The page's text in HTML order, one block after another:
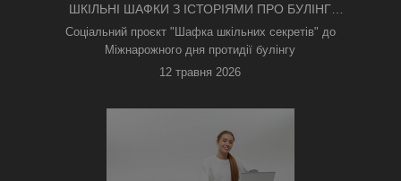
ШКІЛЬНІ ШАФКИ З ІСТОРІЯМИ ПРО БУЛІНГ
З'ЯВИЛИСЯ В КИЄВІ
Соціальний проєкт "Шафка шкільних секретів" до
Міжнарожного дня протидії булінгу
12 травня 2026